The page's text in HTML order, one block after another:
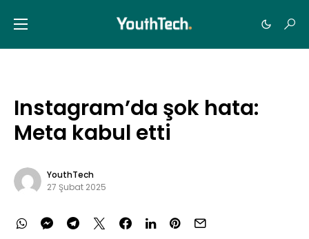
Instagram’da şok hata:
Meta kabul etti
YouthTech
27 Şubat 2025